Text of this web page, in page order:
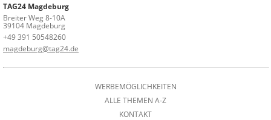
TAG24 Magdeburg
Breiter Weg 8-10A
39104 Magdeburg
+49 391 50548260
magdeburg@tag24.de
WERBEMÖGLICHKEITEN
ALLE THEMEN A-Z
KONTAKT